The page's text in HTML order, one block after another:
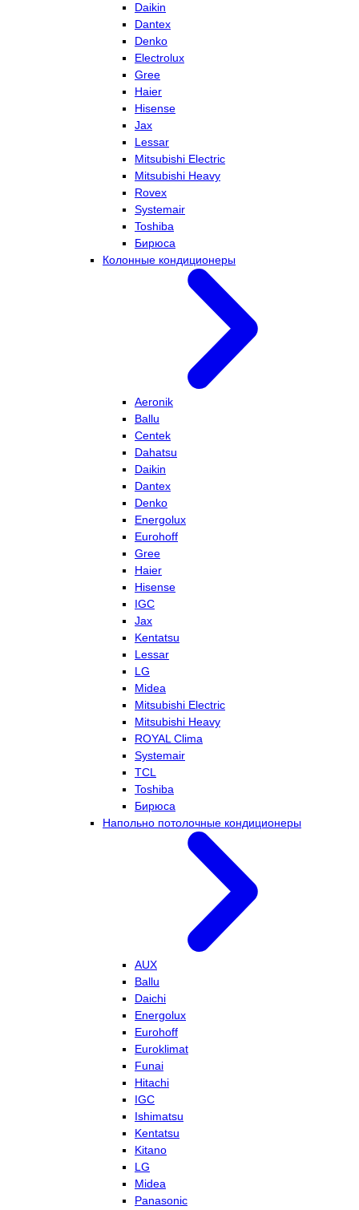
Daikin
Dantex
Denko
Electrolux
Gree
Haier
Hisense
Jax
Lessar
Mitsubishi Electric
Mitsubishi Heavy
Rovex
Systemair
Toshiba
Бирюса
Колонные кондиционеры
Aeronik
Ballu
Centek
Dahatsu
Daikin
Dantex
Denko
Energolux
Eurohoff
Gree
Haier
Hisense
IGC
Jax
Kentatsu
Lessar
LG
Midea
Mitsubishi Electric
Mitsubishi Heavy
ROYAL Clima
Systemair
TCL
Toshiba
Бирюса
Напольно потолочные кондиционеры
AUX
Ballu
Daichi
Energolux
Eurohoff
Euroklimat
Funai
Hitachi
IGC
Ishimatsu
Kentatsu
Kitano
LG
Midea
Panasonic